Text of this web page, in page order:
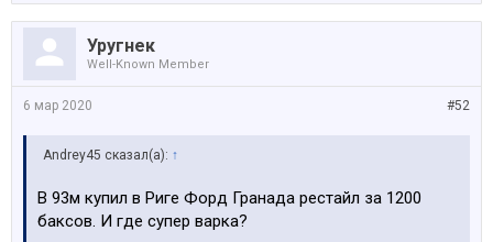
Уругнек
Well-Known Member
#52
6 мар 2020
Andrey45 сказал(а): ↑
В 93м купил в Риге Форд Гранада рестайл за 1200
баксов. И где супер варка?